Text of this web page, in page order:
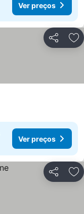
Ver preços
Partilhar
Ver preços
Partilhar